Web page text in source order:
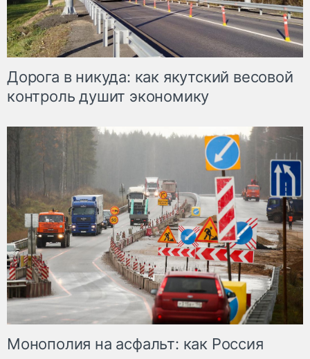
Дорога в никуда: как якутский весовой
контроль душит экономику
Монополия на асфальт: как Россия